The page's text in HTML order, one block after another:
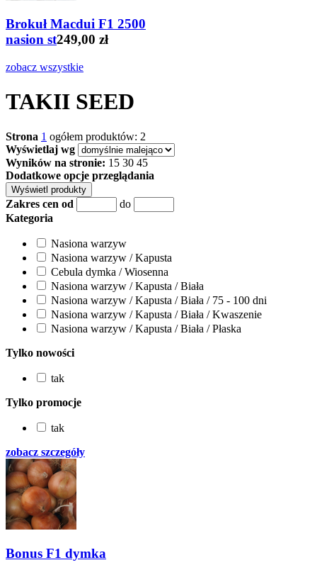
Brokuł Macdui F1 2500
nasion st249,00 zł
zobacz wszystkie
TAKII SEED
Strona 1 ogółem produktów: 2
Wyświetlaj wg
Wyników na stronie: 15 30 45
Dodatkowe opcje przeglądania
Zakres cen od
do
Kategoria
Nasiona warzyw
Nasiona warzyw / Kapusta
Cebula dymka / Wiosenna
Nasiona warzyw / Kapusta / Biała
Nasiona warzyw / Kapusta / Biała / 75 - 100 dni
Nasiona warzyw / Kapusta / Biała / Kwaszenie
Nasiona warzyw / Kapusta / Biała / Płaska
Tylko nowości
tak
Tylko promocje
tak
zobacz szczegóły
Bonus F1 dymka